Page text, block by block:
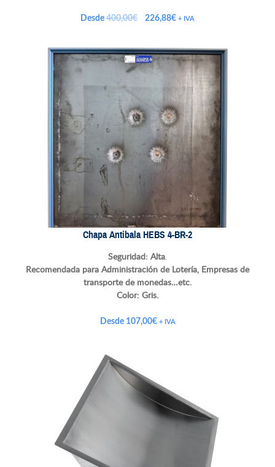
Desde400,00€
El
era:
400,00€.
226,88€El
es:
226,88€.
+ IVA
Chapa Antibala HEBS 4-BR-2
Seguridad: Alta
Recomendada para Administración de Lotería, Empresas de
transporte de monedas…etc.
Color: Gris.
Desde 107,00€ + IVA